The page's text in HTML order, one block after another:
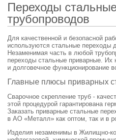
Переходы
трубопроводов
Для качественной и безопасной
используются стальные переходы
Незаменимая часть в любой
переходы стальные приварные. Их
и долговечное функционирование
Главные плюсы приварных
Сварочное скрепление труб -
этой процедурой гарантирована
Заказать приварные стальные
в АО «Металл» как оптом, так и в
Изделия незаменимы в Жилищно-